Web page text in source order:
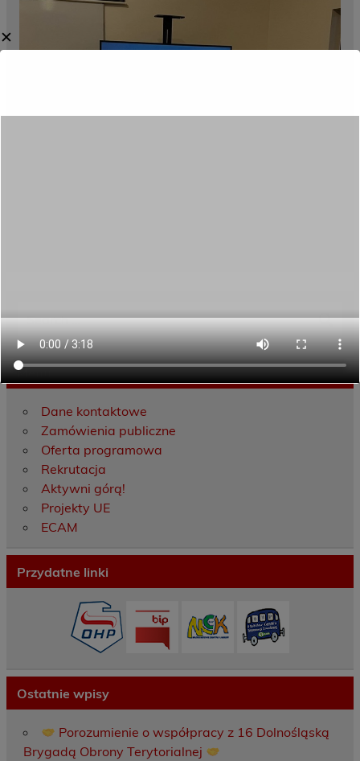
Menu
Dane kontaktowe
Zamówienia publiczne
Oferta programowa
Rekrutacja
Aktywni górą!
Projekty UE
ECAM
Przydatne linki
Ostatnie wpisy
Porozumienie o współpracy z 16 Dolnośląską
Brygadą Obrony Terytorialnej
✕